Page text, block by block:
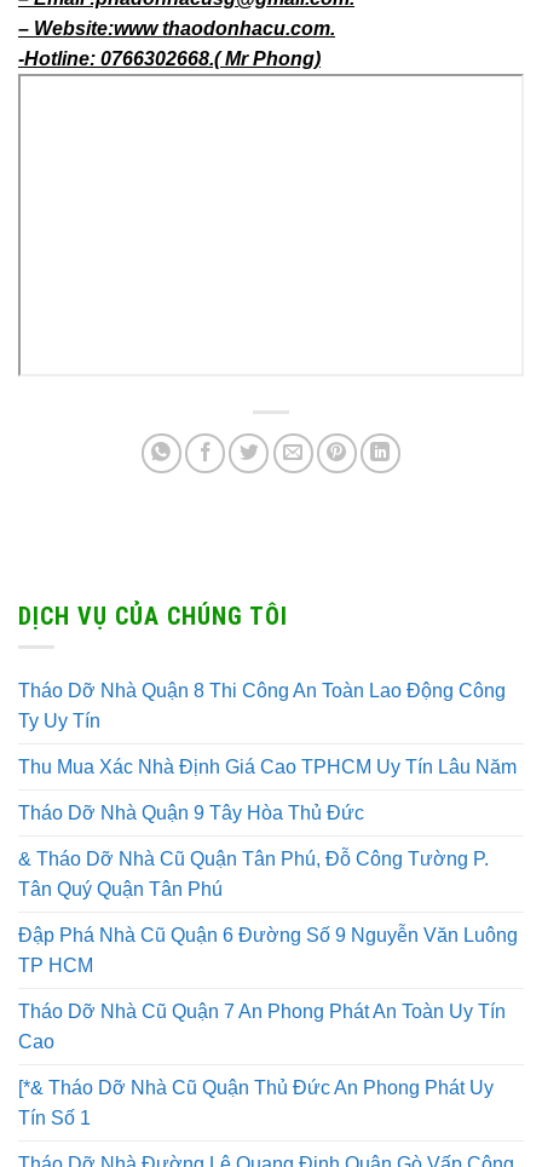
– Website:www thaodonhacu.com.
-Hotline: 0766302668.( Mr Phong)
DỊCH VỤ CỦA CHÚNG TÔI
Tháo Dỡ Nhà Quận 8 Thi Công An Toàn Lao Động Công
Ty Uy Tín
Thu Mua Xác Nhà Định Giá Cao TPHCM Uy Tín Lâu Năm
Tháo Dỡ Nhà Quận 9 Tây Hòa Thủ Đức
& Tháo Dỡ Nhà Cũ Quận Tân Phú, Đỗ Công Tường P.
Tân Quý Quận Tân Phú
Đập Phá Nhà Cũ Quận 6 Đường Số 9 Nguyễn Văn Luông
TP HCM
Tháo Dỡ Nhà Cũ Quận 7 An Phong Phát An Toàn Uy Tín
Cao
[*& Tháo Dỡ Nhà Cũ Quận Thủ Đức An Phong Phát Uy
Tín Số 1
Tháo Dỡ Nhà Đường Lê Quang Định Quận Gò Vấp Công